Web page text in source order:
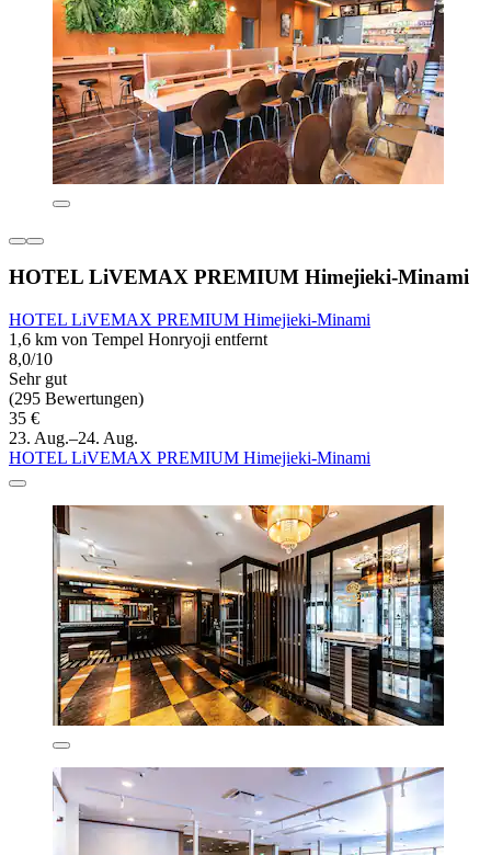
HOTEL LiVEMAX PREMIUM Himejieki-Minami
HOTEL LiVEMAX PREMIUM Himejieki-Minami
1,6 km von Tempel Honryoji entfernt
8,0/10
Sehr gut
(295 Bewertungen)
35 €
23. Aug.–24. Aug.
HOTEL LiVEMAX PREMIUM Himejieki-Minami